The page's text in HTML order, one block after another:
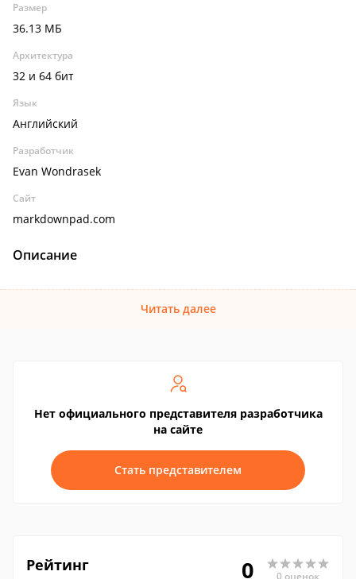
Размер
36.13 МБ
Архитектура
32 и 64 бит
Язык
Английский
Разработчик
Evan Wondrasek
Сайт
markdownpad.com
Описание
Читать далее
Нет официального представителя разработчика
на сайте
Стать представителем
Рейтинг 0 0 оценок